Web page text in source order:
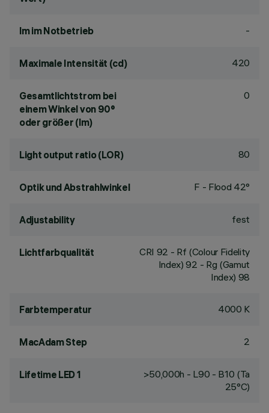
lm im Notbetrieb -
Maximale Intensität (cd) 420
Gesamtlichtstrom bei
einem Winkel von 90°
oder größer (lm)
0
Light output ratio (LOR) 80
Optik und Abstrahlwinkel F - Flood 42°
Adjustability fest
Lichtfarbqualität CRI 92 - Rf (Colour Fidelity
Index) 92 - Rg (Gamut
Index) 98
Farbtemperatur 4000 K
MacAdam Step 2
Lifetime LED 1
>50,000h - L90 - B10 (Ta
25°C)